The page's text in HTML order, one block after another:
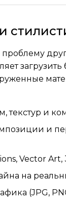
текстур и
и
Vector Art,
на
(JPG,